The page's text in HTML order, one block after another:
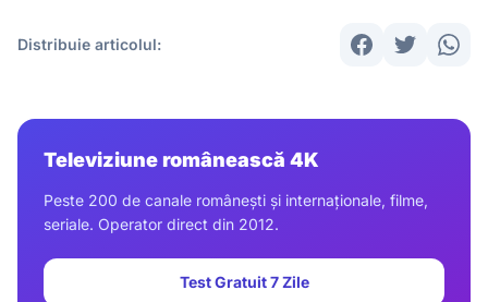
Distribuie articolul:
Televiziune românească 4K
Peste 200 de canale românești și internaționale, filme,
seriale. Operator direct din 2012.
Test Gratuit 7 Zile